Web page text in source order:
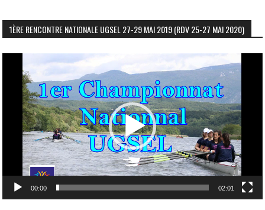
1ÈRE RENCONTRE NATIONALE UGSEL 27-29 MAI 2019 (RDV 25-27 MAI 2020)
vidéo
00:00 02:01